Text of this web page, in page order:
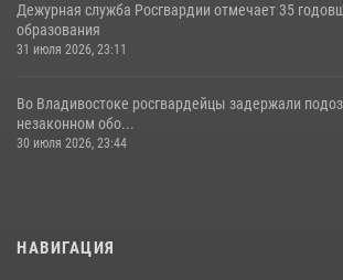
Дежурная служба Росгвардии отмечает 35
образования
31 июля 2026, 23:11
Во Владивостоке росгвардейцы задержали
незаконном обо...
30 июля 2026, 23:44
НАВИГАЦИЯ